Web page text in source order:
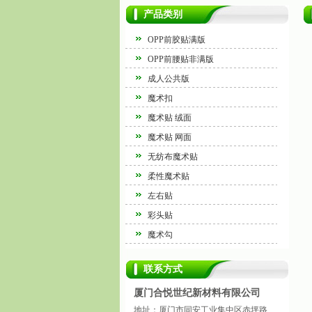
产品类别
OPP前胶贴满版
OPP前腰贴非满版
成人公共版
魔术扣
魔术贴 绒面
魔术贴 网面
无纺布魔术贴
柔性魔术贴
左右贴
彩头贴
魔术勾
联系方式
厦门合悦世纪新材料有限公司
地址：厦门市同安工业集中区赤坪路